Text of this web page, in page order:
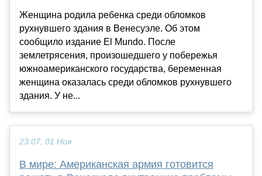
Женщина родила ребенка среди обломков
рухнувшего здания в Венесуэле. Об этом
сообщило издание El Mundo. После
землетрясения, произошедшего у побережья
южноамериканского государства, беременная
женщина оказалась среди обломков рухнувшего
здания. У не...
23:07, 01 Ноя
В мире: Американская армия готовится